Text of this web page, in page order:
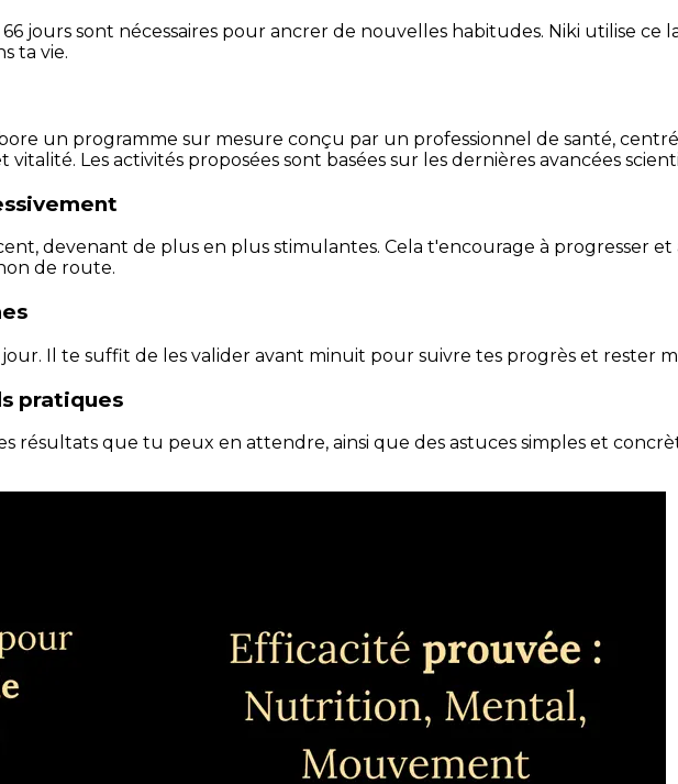
jours sont nécessaires pour ancrer de nouvelles habitudes. Niki utilise ce
ta vie.
un programme sur mesure conçu par un professionnel de santé,
Les activités proposées sont basées sur les dernières avancées
devenant de plus en plus stimulantes. Cela t'encourage à progresser
de route.
Il te suffit de les valider avant minuit pour suivre tes progrès et rester
pratiques
résultats que tu peux en attendre, ainsi que des astuces simples et